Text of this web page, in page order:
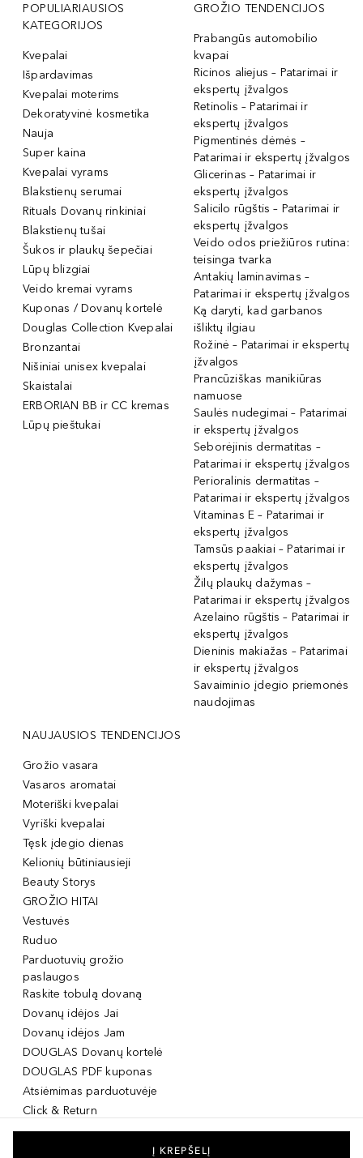
POPULIARIAUSIOS
KATEGORIJOS
Kvepalai
Išpardavimas
Kvepalai moterims
Dekoratyvinė kosmetika
Nauja
Super kaina
Kvepalai vyrams
Blakstienų serumai
Rituals Dovanų rinkiniai
Blakstienų tušai
Šukos ir plaukų šepečiai
Lūpų blizgiai
Veido kremai vyrams
Kuponas / Dovanų kortelė
Douglas Collection Kvepalai
Bronzantai
Nišiniai unisex kvepalai
Skaistalai
ERBORIAN BB ir CC kremas
Lūpų pieštukai
GROŽIO TENDENCIJOS
Prabangūs automobilio
kvapai
Ricinos aliejus – Patarimai ir
ekspertų įžvalgos
Retinolis – Patarimai ir
ekspertų įžvalgos
Pigmentinės dėmės –
Patarimai ir ekspertų įžvalgos
Glicerinas – Patarimai ir
ekspertų įžvalgos
Salicilo rūgštis – Patarimai ir
ekspertų įžvalgos
Veido odos priežiūros rutina:
teisinga tvarka
Antakių laminavimas –
Patarimai ir ekspertų įžvalgos
Ką daryti, kad garbanos
išliktų ilgiau
Rožinė – Patarimai ir ekspertų
įžvalgos
Prancūziškas manikiūras
namuose
Saulės nudegimai – Patarimai
ir ekspertų įžvalgos
Seborėjinis dermatitas –
Patarimai ir ekspertų įžvalgos
Perioralinis dermatitas –
Patarimai ir ekspertų įžvalgos
Vitaminas E – Patarimai ir
ekspertų įžvalgos
Tamsūs paakiai – Patarimai ir
ekspertų įžvalgos
Žilų plaukų dažymas –
Patarimai ir ekspertų įžvalgos
Azelaino rūgštis – Patarimai ir
ekspertų įžvalgos
Dieninis makiažas – Patarimai
ir ekspertų įžvalgos
Savaiminio įdegio priemonės
naudojimas
NAUJAUSIOS TENDENCIJOS
Grožio vasara
Vasaros aromatai
Moteriški kvepalai
Vyriški kvepalai
Tęsk įdegio dienas
Kelionių būtiniausieji
Beauty Storys
GROŽIO HITAI
Vestuvės
Ruduo
Parduotuvių grožio
paslaugos
Raskite tobulą dovaną
Dovanų idėjos Jai
Dovanų idėjos Jam
DOUGLAS Dovanų kortelė
DOUGLAS PDF kuponas
Atsiėmimas parduotuvėje
Click & Return
DOUGLAS Grožio Kortelė
Į KREPŠELĮ